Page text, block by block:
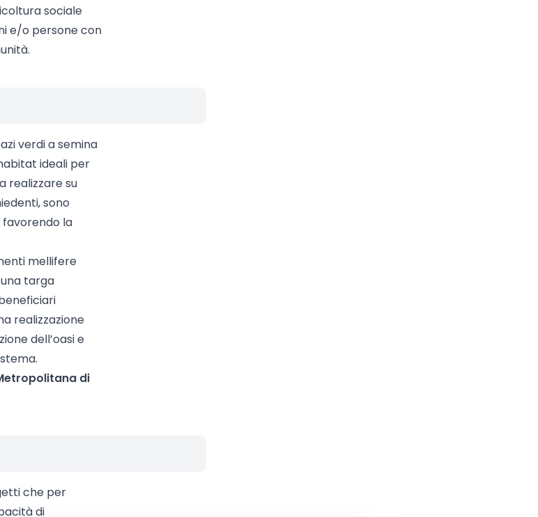
sociale
e/o persone con
verdi a semina
ideali per
realizzare su
sono
favorendo la
mellifere
targa
realizzazione
dell’oasi e
di
che per
di